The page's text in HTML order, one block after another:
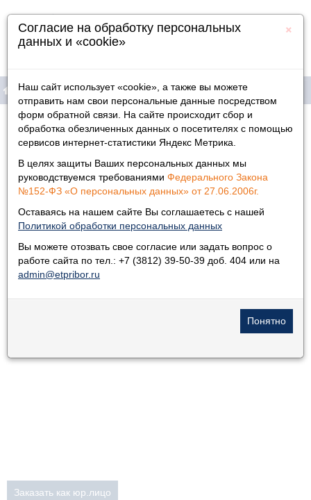
×
Согласие на обработку персональных
данных и «cookie»
Наш сайт использует «cookie», а также вы можете
отправить нам свои персональные данные посредством
форм обратной связи. На сайте происходит сбор и
обработка обезличенных данных о посетителях с помощью
сервисов интернет-статистики Яндекс Метрика.
В целях защиты Ваших персональных данных мы
руководствуемся требованиями Федерального Закона
№152-ФЗ «О персональных данных» от 27.06.2006г.
Оставаясь на нашем сайте Вы соглашаетесь с нашей
Политикой обработки персональных данных
Вы можете отозвать свое согласие или задать вопрос о
работе сайта по тел.: +7 (3812) 39-50-39 доб. 404 или на
admin@etpribor.ru
Продукция
Информация
Физическим лицам
Дилеры
Главная » Измерительные приборы »Переносные приборы
Индикатор напряжения-отвертка ИНО-500